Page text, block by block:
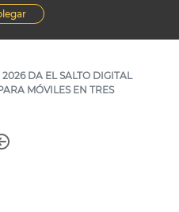
DA EL SALTO DIGITAL
MÓVILES EN TRES